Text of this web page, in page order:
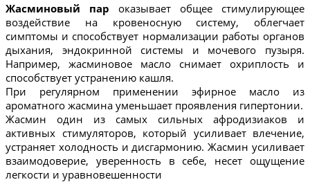
Жасминовый пар оказывает общее стимулирующее
воздействие на кровеносную систему, облегчает
симптомы и способствует нормализации работы органов
дыхания, эндокринной системы и мочевого пузыря.
Например, жасминовое масло снимает охриплость и
способствует устранению кашля.
При регулярном применении эфирное масло из
ароматного жасмина уменьшает проявления гипертонии.
Жасмин один из самых сильных афродизиаков и
активных стимуляторов, который усиливает влечение,
устраняет холодность и дисгармонию. Жасмин усиливает
взаимодоверие, уверенность в себе, несет ощущение
легкости и уравновешенности